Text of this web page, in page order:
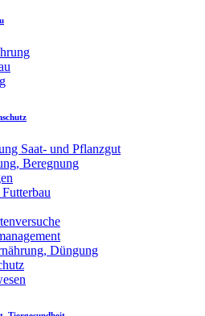
Saat- und Pflanzgut
Beregnung
Düngung